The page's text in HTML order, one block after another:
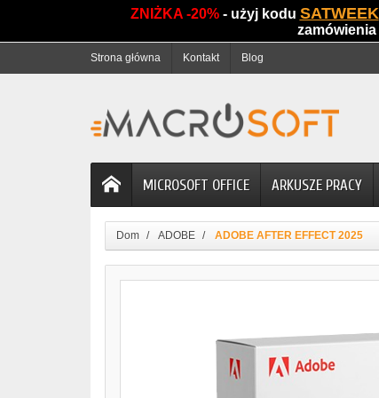
ZNIŻKA -20% - użyj kodu SATWEEK
zamówienia
Strona główna Kontakt Blog
MICROSOFT OFFICE ARKUSZE PRACY
Dom ADOBE ADOBE AFTER EFFECT 2025